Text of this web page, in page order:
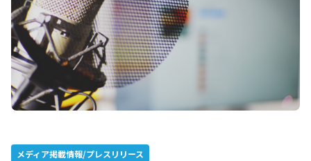
メディア掲載情報/プレスリリース